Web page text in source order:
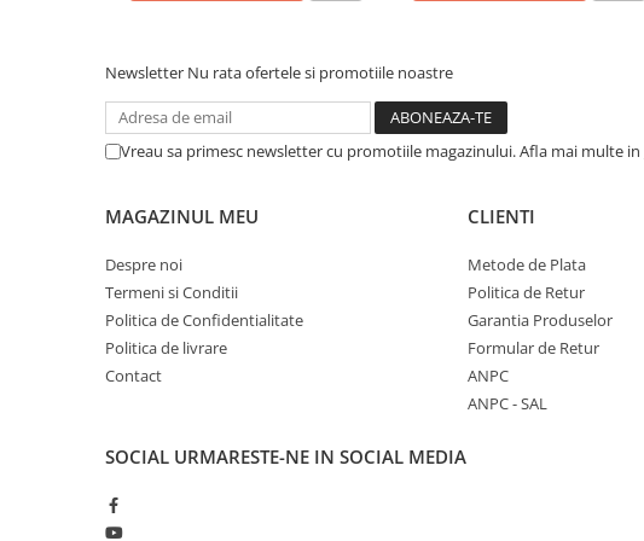
Componente All-in-One
Monitoare NOI
Monitoare Refurbished
Hard Disk-uri SERVER
Accesorii server
Cabinete metalice
Memorii RAM Server
Procesoare server
Sisteme server
Newsletter Nu rata ofertele si promotiile noastre
Vreau sa primesc newsletter cu promotiile magazinului. Afla mai multe in
MAGAZINUL MEU
Despre noi
Termeni si Conditii
Politica de Confidentialitate
Politica de livrare
Contact
CLIENTI
Metode de Plata
Politica de Retur
Garantia Produselor
Formular de Retur
ANPC
ANPC - SAL
SOCIAL URMARESTE-NE IN SOCIAL MEDIA